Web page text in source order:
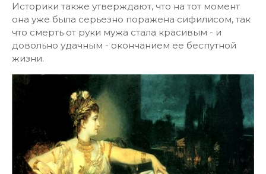
Историки также утверждают, что на тот момент
она уже была серьезно поражена сифилисом, так
что смерть от руки мужа стала красивым - и
довольно удачным - окончанием ее беспутной
жизни.